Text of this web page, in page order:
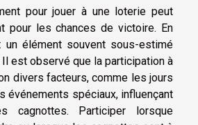
pour jouer à une loterie peut
pour les chances de victoire. En
élément souvent sous-estimé
est observé que la participation à
divers facteurs, comme les jours
événements spéciaux, influençant
cagnottes. Participer lorsque